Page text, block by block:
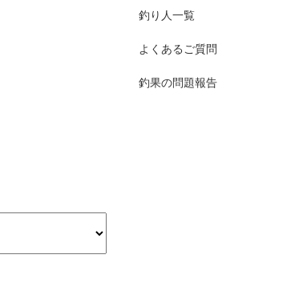
釣り人一覧
よくあるご質問
釣果の問題報告